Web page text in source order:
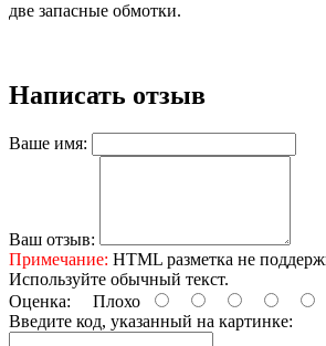
две запасные обмотки.
Написать отзыв
Ваше имя:
Ваш отзыв:
Примечание: HTML разметка не
Используйте обычный текст.
Оценка: Плохо
Введите код, указанный на картинке: